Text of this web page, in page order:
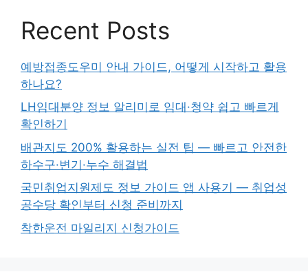
Recent Posts
예방접종도우미 안내 가이드, 어떻게 시작하고 활용
하나요?
LH임대분양 정보 알리미로 임대·청약 쉽고 빠르게
확인하기
배관지도 200% 활용하는 실전 팁 — 빠르고 안전한
하수구·변기·누수 해결법
국민취업지원제도 정보 가이드 앱 사용기 — 취업성
공수당 확인부터 신청 준비까지
착한운전 마일리지 신청가이드